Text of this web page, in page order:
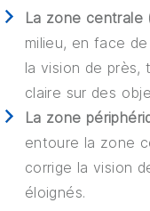
La zone centrale
milieu, en face
la vision de près,
claire sur des
La zone
entoure la zone
corrige la vision
éloignés.